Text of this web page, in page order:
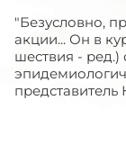
"Безусловно,
акции... Он в
шествия - ред.)
представитель